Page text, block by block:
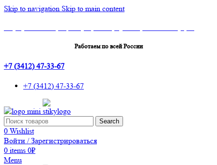
Skip to navigation Skip to main content
Работаем по всей России
+7 (3412) 47-33-67
+7 (3412) 47-33-67
Search
0 Wishlist
Войти / Зарегистрироваться
0 items 0₽
Menu